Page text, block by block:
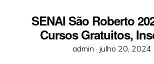
SENAI São Roberto
Cursos Gratuitos,
admin · Posted
julho 20, 2024